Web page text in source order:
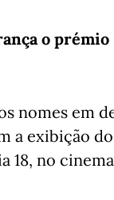
o
nomes em
a exibição
18, no